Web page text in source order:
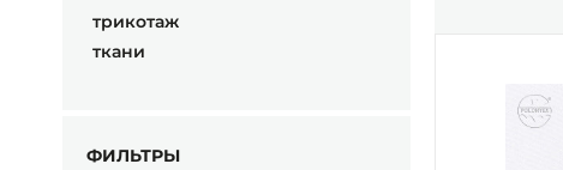
трикотаж
ткани
ФИЛЬТРЫ